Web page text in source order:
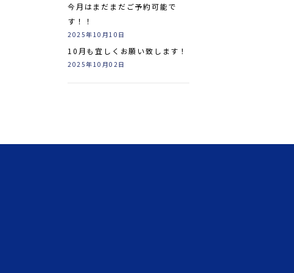
今月はまだまだご予約可能で
す！！
2025年10月10日
10月も宜しくお願い致します！
2025年10月02日